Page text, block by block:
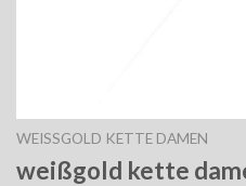
WEISSGOLD KETTE DAMEN
weißgold kette